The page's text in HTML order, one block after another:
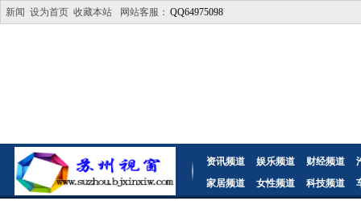
新闻 设为首页 收藏本站 网站客服： QQ64975098
资讯频道 娱乐频道 财经频道
家居频道
女性频道 科技频道